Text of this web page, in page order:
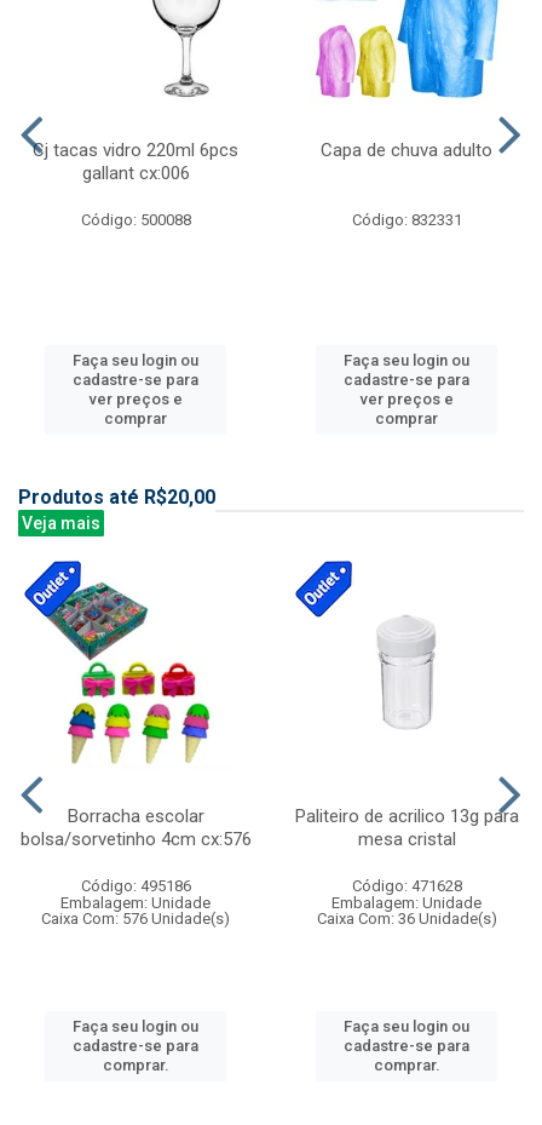
Cj tacas vidro 220ml 6pcs
gallant cx:006
Código: 500088
Faça seu login ou
cadastre-se para
ver preços e
comprar
Capa de chuva adulto
Código: 832331
Faça seu login ou
cadastre-se para
ver preços e
comprar
Produtos até R$20,00
Veja mais
Borracha escolar
bolsa/sorvetinho 4cm cx:576
Código: 495186
Embalagem: Unidade
Caixa Com: 576 Unidade(s)
Faça seu login ou
cadastre-se para
comprar.
Paliteiro de acrilico 13g para
mesa cristal
Código: 471628
Embalagem: Unidade
Caixa Com: 36 Unidade(s)
Faça seu login ou
cadastre-se para
comprar.